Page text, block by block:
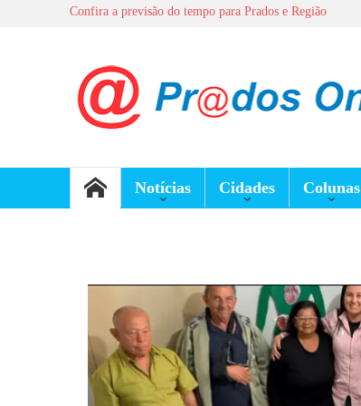
Confira a previsão do tempo para Prados e Região
Notícias Cidades Colunas